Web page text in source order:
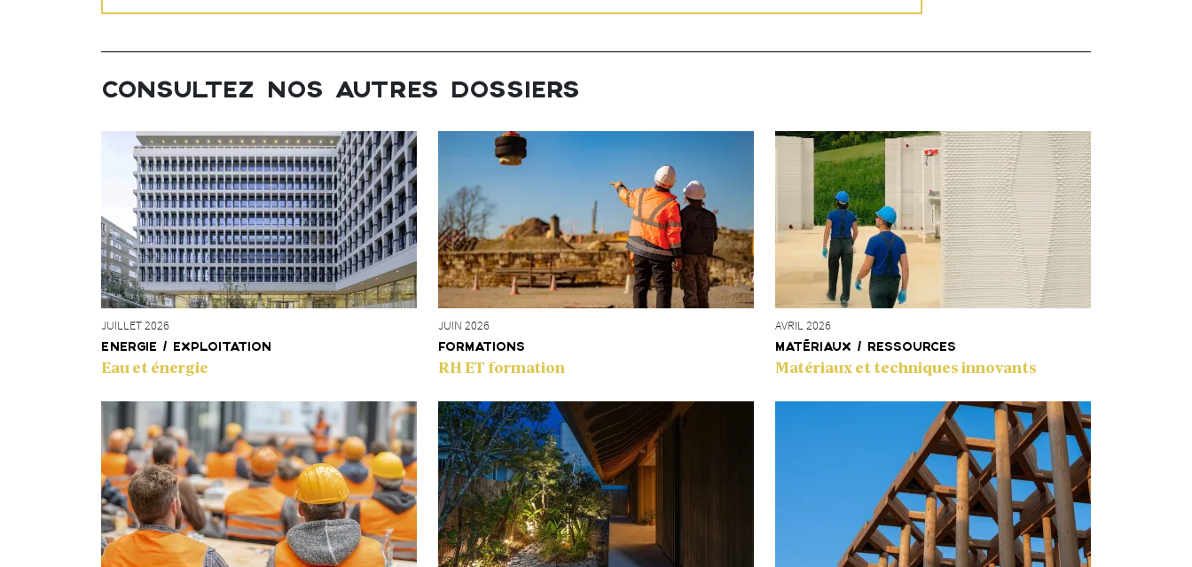
CONSULTEZ NOS AUTRES DOSSIERS
JUILLET 2026
ENERGIE / EXPLOITATION
Eau et énergie
JUIN 2026
FORMATIONS
RH ET formation
AVRIL 2026
MATÉRIAUX / RESSOURCES
Matériaux et techniques innovants